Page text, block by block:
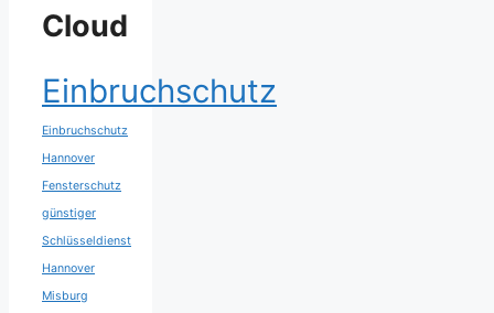
Cloud
Einbruchschutz
Einbruchschutz
Hannover
Fensterschutz
günstiger
Schlüsseldienst
Hannover
Misburg